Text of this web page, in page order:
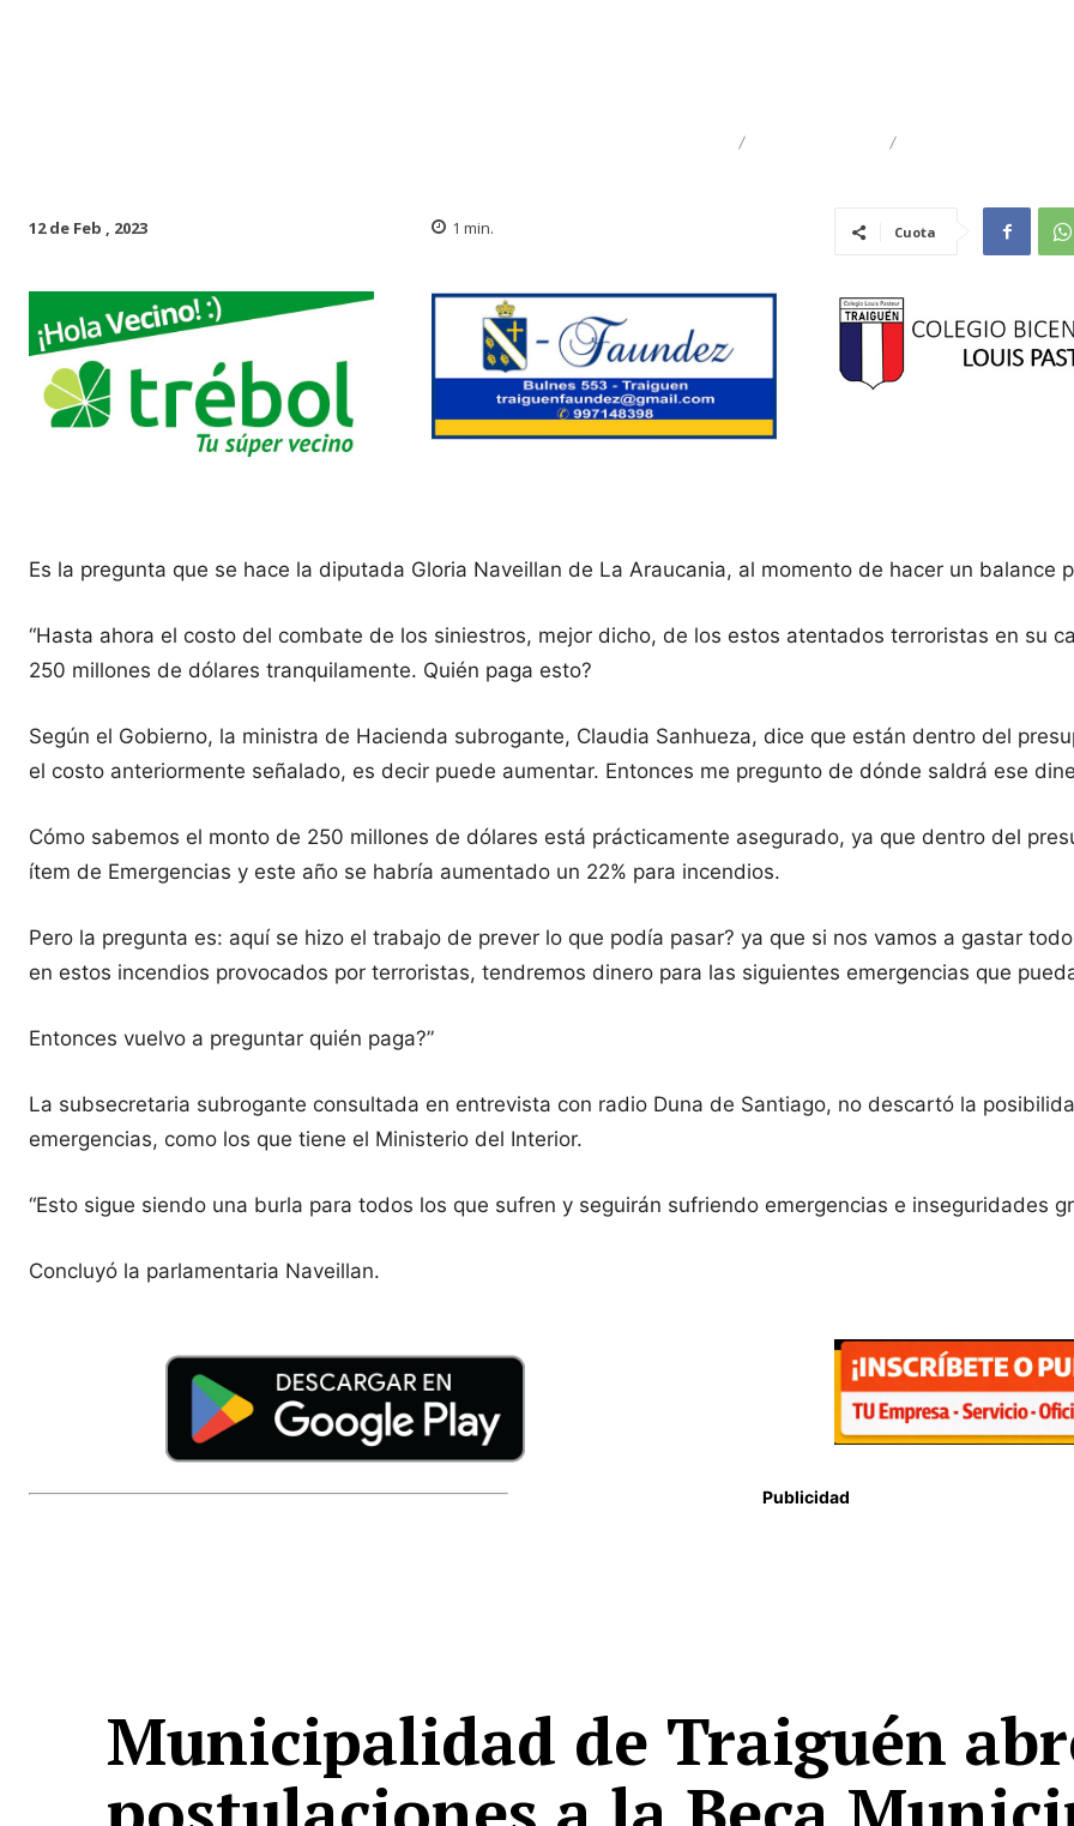
12 de Feb , 2023 1 min. Cuota
Es la pregunta que se hace la diputada Gloria Naveillan de La Araucania, al momento de hacer un balance
“Hasta ahora el costo del combate de los siniestros, mejor dicho, de los estos atentados terroristas en su
250 millones de dólares tranquilamente. Quién paga esto?
Según el Gobierno, la ministra de Hacienda subrogante, Claudia Sanhueza, dice que están dentro del
el costo anteriormente señalado, es decir puede aumentar. Entonces me pregunto de dónde saldrá ese
Cómo sabemos el monto de 250 millones de dólares está prácticamente asegurado, ya que dentro del
ítem de Emergencias y este año se habría aumentado un 22% para incendios.
Pero la pregunta es: aquí se hizo el trabajo de prever lo que podía pasar? ya que si nos vamos a gastar
en estos incendios provocados por terroristas, tendremos dinero para las siguientes emergencias que
Entonces vuelvo a preguntar quién paga?”
La subsecretaria subrogante consultada en entrevista con radio Duna de Santiago, no descartó la
emergencias, como los que tiene el Ministerio del Interior.
“Esto sigue siendo una burla para todos los que sufren y seguirán sufriendo emergencias e inseguridades
Concluyó la parlamentaria Naveillan.
Publicidad